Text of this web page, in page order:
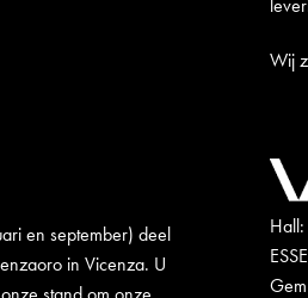
en september) deel
in Vicenza. U
Wij